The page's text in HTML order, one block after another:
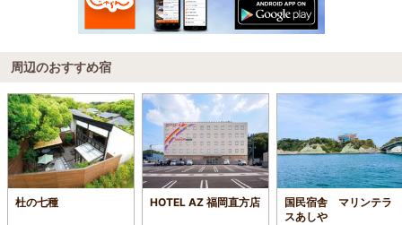
周辺のおすすめ宿
杜の七種 HOTEL AZ 福岡直方店
国民宿舎 マリンテラ
スあしや